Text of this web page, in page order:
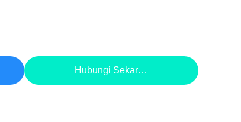
Hubungi Sekarang